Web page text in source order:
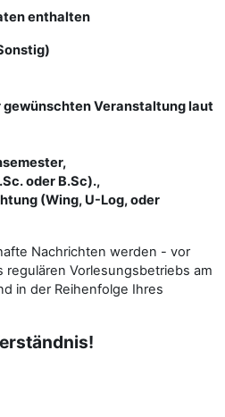
enthalten
gewünschten Veranstaltung laut
oder B.Sc).,
(Wing, U-Log, oder
Nachrichten werden - vor
regulären Vorlesungsbetriebs am
in der Reihenfolge Ihres